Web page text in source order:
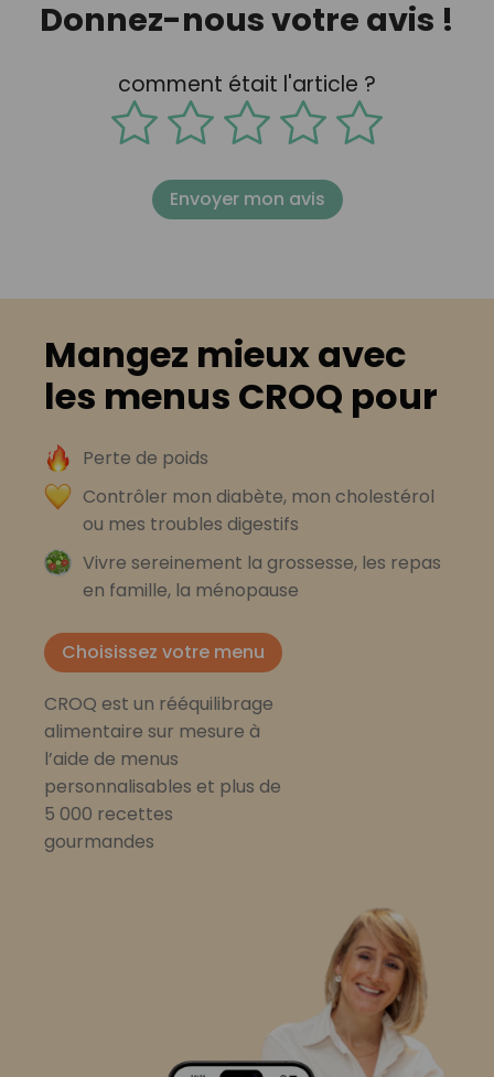
Donnez-nous votre avis !
comment était l'article ?
Envoyer mon avis
Mangez mieux avec
les menus CROQ pour
Perte de poids
Contrôler mon diabète, mon cholestérol
ou mes troubles digestifs
Vivre sereinement la grossesse, les repas
en famille, la ménopause
Choisissez votre menu
CROQ est un rééquilibrage
alimentaire sur mesure à
l’aide de menus
personnalisables et plus de
5 000 recettes
gourmandes